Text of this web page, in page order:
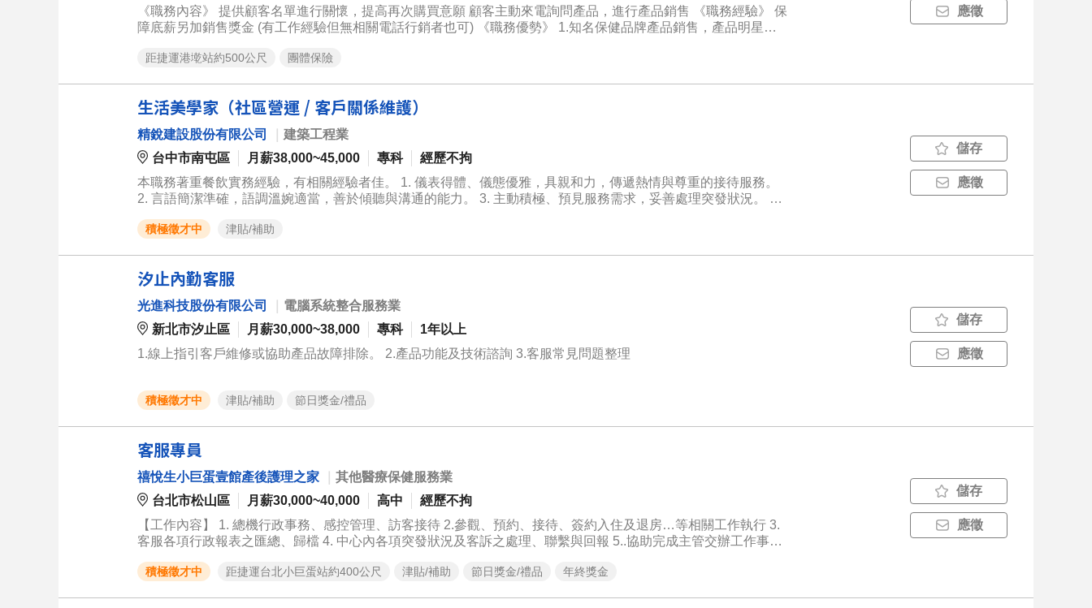
《職務內容》 提供顧客名單進行關懷，提高再次購買意願 顧客主動來電詢問產品，進行產品銷售 《職務經驗》 保
障底薪另加銷售獎金 (有工作經驗但無相關電話行銷者也可) 《職務優勢》 1.知名保健品牌產品銷售，產品明星代
距捷運港墘站約500公尺 團體保險
應徵
生活美學家（社區營運 / 客戶關係維護）
精銳建設股份有限公司
建築工程業
台中市南屯區
月薪38,000~45,000 專科
經歷不拘
本職務著重餐飲實務經驗，有相關經驗者佳。 1. 儀表得體、儀態優雅，具親和力，傳遞熱情與尊重的接待服務。
2. 言語簡潔準確，語調溫婉適當，善於傾聽與溝通的能力。 3. 主動積極、預見服務需求，妥善處理突發狀況。 4.
交辦及其他部門工作之執行與配合。 7. 修繕報修窗口、追蹤、回覆...等 8. 有烘焙或料理之開發與創作實務經驗，
積極徵才中 津貼/補助
儲存
應徵
汐止內勤客服
光進科技股份有限公司
電腦系統整合服務業
新北市汐止區
月薪30,000~38,000 專科
1年以上
1.線上指引客戶維修或協助產品故障排除。 2.產品功能及技術諮詢 3.客服常見問題整理
積極徵才中 津貼/補助 節日獎金/禮品
儲存
應徵
客服專員
禧悅生小巨蛋壹館產後護理之家
其他醫療保健服務業
台北市松山區
月薪30,000~40,000 高中
經歷不拘
【工作內容】 1. 總機行政事務、感控管理、訪客接待 2.參觀、預約、接待、簽約入住及退房…等相關工作執行 3.
客服各項行政報表之匯總、歸檔 4. 中心內各項突發狀況及客訴之處理、聯繫與回報 5..協助完成主管交辦工作事項
受 產後照護工作環境很單純 提供舒適的環境及頂級坐月子服務 妳需要對這份工作有熱忱及不怕陌生 喜歡與人談
積極徵才中 距捷運台北小巨蛋站約400公尺 津貼/補助 節日獎金/禮品 年終獎金
儲存
應徵